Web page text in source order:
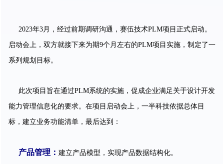
2023年3月，经过前期调研沟通，赛伍技术PLM项目正式启动。
启动会上，双方就接下来为期9个月左右的PLM项目实施，制定了一
系列规划目标。
此次项目旨在通过PLM系统的实施，促成企业满足关于设计开发
能力管理信息化的要求。在项目启动会上，一半科技依据总体目
标，建立业务功能清单，最后达到：
产品管理： 建立产品模型，实现产品数据结构化。